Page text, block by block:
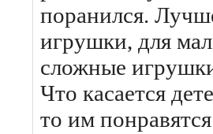
поранился.
игрушки, для
сложные
Что касается
то им